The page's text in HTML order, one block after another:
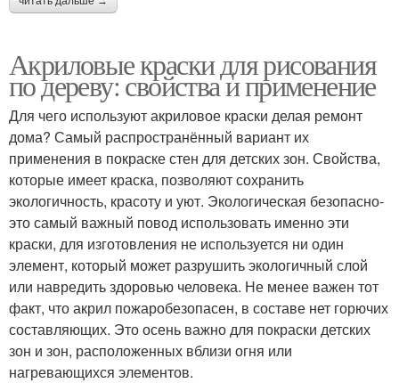
Акриловые краски для рисования
по дереву: свойства и применение
Для чего используют акриловое краски делая ремонт
дома? Самый распространённый вариант их
применения в покраске стен для детских зон. Свойства,
которые имеет краска, позволяют сохранить
экологичность, красоту и уют. Экологическая безопасно-
это самый важный повод использовать именно эти
краски, для изготовления не используется ни один
элемент, который может разрушить экологичный слой
или навредить здоровью человека. Не менее важен тот
факт, что акрил пожаробезопасен, в составе нет горючих
составляющих. Это осень важно для покраски детских
зон и зон, расположенных вблизи огня или
нагревающихся элементов.